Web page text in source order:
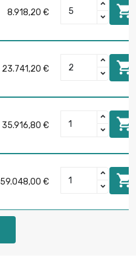
8.918,20 € 
23.741,20 € 
35.916,80 € 
59.048,00 € 